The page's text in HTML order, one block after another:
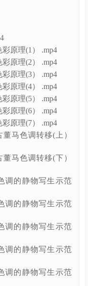
原理(1） .mp4
原理(2） .mp4
原理(3） .mp4
原理(4） .mp4
原理(5） .mp4
原理(6） .mp4
原理(7） .mp4
马色调转移(上）
马色调转移(下）
调的静物写生示范
调的静物写生示范
调的静物写生示范
调的静物写生示范
调的静物写生示范